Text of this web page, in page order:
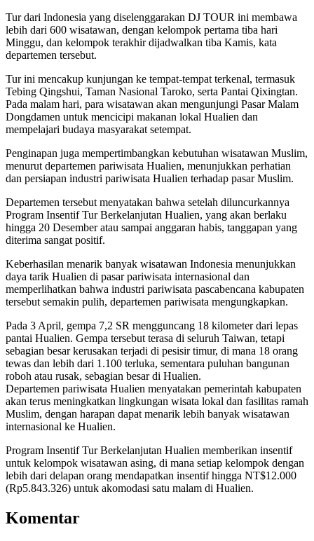
Tur dari Indonesia yang diselenggarakan DJ TOUR ini membawa
lebih dari 600 wisatawan, dengan kelompok pertama tiba hari
Minggu, dan kelompok terakhir dijadwalkan tiba Kamis, kata
departemen tersebut.
Tur ini mencakup kunjungan ke tempat-tempat terkenal, termasuk
Tebing Qingshui, Taman Nasional Taroko, serta Pantai Qixingtan.
Pada malam hari, para wisatawan akan mengunjungi Pasar Malam
Dongdamen untuk mencicipi makanan lokal Hualien dan
mempelajari budaya masyarakat setempat.
Penginapan juga mempertimbangkan kebutuhan wisatawan Muslim,
menurut departemen pariwisata Hualien, menunjukkan perhatian
dan persiapan industri pariwisata Hualien terhadap pasar Muslim.
Departemen tersebut menyatakan bahwa setelah diluncurkannya
Program Insentif Tur Berkelanjutan Hualien, yang akan berlaku
hingga 20 Desember atau sampai anggaran habis, tanggapan yang
diterima sangat positif.
Keberhasilan menarik banyak wisatawan Indonesia menunjukkan
daya tarik Hualien di pasar pariwisata internasional dan
memperlihatkan bahwa industri pariwisata pascabencana kabupaten
tersebut semakin pulih, departemen pariwisata mengungkapkan.
Pada 3 April, gempa 7,2 SR mengguncang 18 kilometer dari lepas
pantai Hualien. Gempa tersebut terasa di seluruh Taiwan, tetapi
sebagian besar kerusakan terjadi di pesisir timur, di mana 18 orang
tewas dan lebih dari 1.100 terluka, sementara puluhan bangunan
roboh atau rusak, sebagian besar di Hualien.
Departemen pariwisata Hualien menyatakan pemerintah kabupaten
akan terus meningkatkan lingkungan wisata lokal dan fasilitas ramah
Muslim, dengan harapan dapat menarik lebih banyak wisatawan
internasional ke Hualien.
Program Insentif Tur Berkelanjutan Hualien memberikan insentif
untuk kelompok wisatawan asing, di mana setiap kelompok dengan
lebih dari delapan orang mendapatkan insentif hingga NT$12.000
(Rp5.843.326) untuk akomodasi satu malam di Hualien.
Komentar